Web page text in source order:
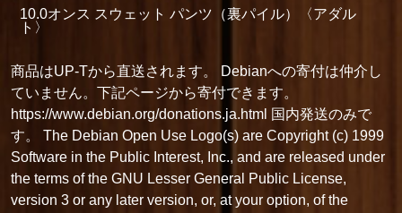
10.0オンス スウェット パンツ（裏パイル）〈アダル
ト〉
商品はUP-Tから直送されます。 Debianへの寄付は仲介し
ていません。下記ページから寄付できます。
https://www.debian.org/donations.ja.html 国内発送のみで
す。 The Debian Open Use Logo(s) are Copyright (c) 1999
Software in the Public Interest, Inc., and are released under
the terms of the GNU Lesser General Public License,
version 3 or any later version, or, at your option, of the